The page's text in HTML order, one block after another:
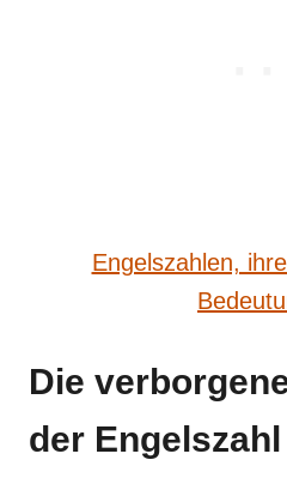
Engelszahlen,
Die
der Engelszahl